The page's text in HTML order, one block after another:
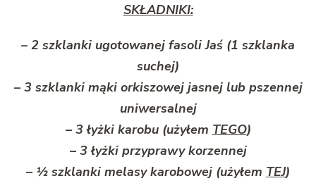
SKŁADNIKI:
– 2 szklanki ugotowanej fasoli Jaś (1 szklanka
suchej)
– 3 szklanki mąki orkiszowej jasnej lub pszennej
uniwersalnej
– 3 łyżki karobu (użyłem TEGO)
– 3 łyżki przyprawy korzennej
– ½ szklanki melasy karobowej (użyłem TEJ)